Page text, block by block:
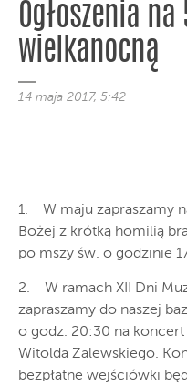
Ogłoszenia
wielkanocną
14 maja 2017, 5:42
1. W maju zapraszamy
Bożej z krótką homilią
po mszy św. o godzinie
2. W ramach XII Dni
zapraszamy do naszej
o godz. 20:30 na
Witolda Zalewskiego.
bezpłatne wejściówki